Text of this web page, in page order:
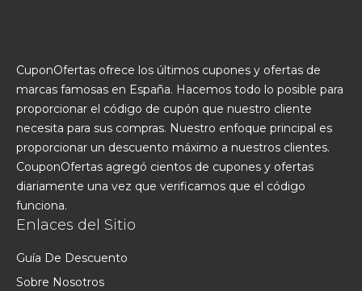
CuponOfertas ofrece los últimos cupones y ofertas de
marcas famosas en España. Hacemos todo lo posible para
proporcionar el código de cupón que nuestro cliente
necesita para sus compras. Nuestro enfoque principal es
proporcionar un descuento máximo a nuestros clientes.
CouponOfertas agregó cientos de cupones y ofertas
diariamente una vez que verificamos que el código
funciona.
Enlaces del Sitio
Guía De Descuento
Sobre Nosotros